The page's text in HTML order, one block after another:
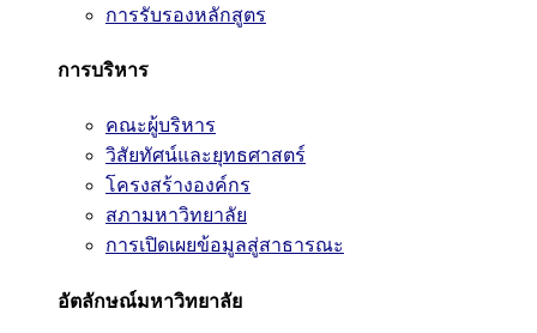
การรับรองหลักสูตร
การบริหาร
คณะผู้บริหาร
วิสัยทัศน์และยุทธศาสตร์
โครงสร้างองค์กร
สภามหาวิทยาลัย
การเปิดเผยข้อมูลสู่สาธารณะ
อัตลักษณ์มหาวิทยาลัย